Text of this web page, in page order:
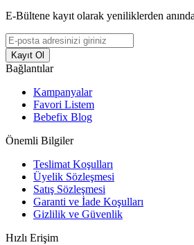
E-Bültene kayıt olarak yeniliklerden
Kayıt Ol
Bağlantılar
Kampanyalar
Favori Listem
Bebefix Blog
Önemli Bilgiler
Teslimat Koşulları
Üyelik Sözleşmesi
Satış Sözleşmesi
Garanti ve İade Koşulları
Gizlilik ve Güvenlik
Hızlı Erişim